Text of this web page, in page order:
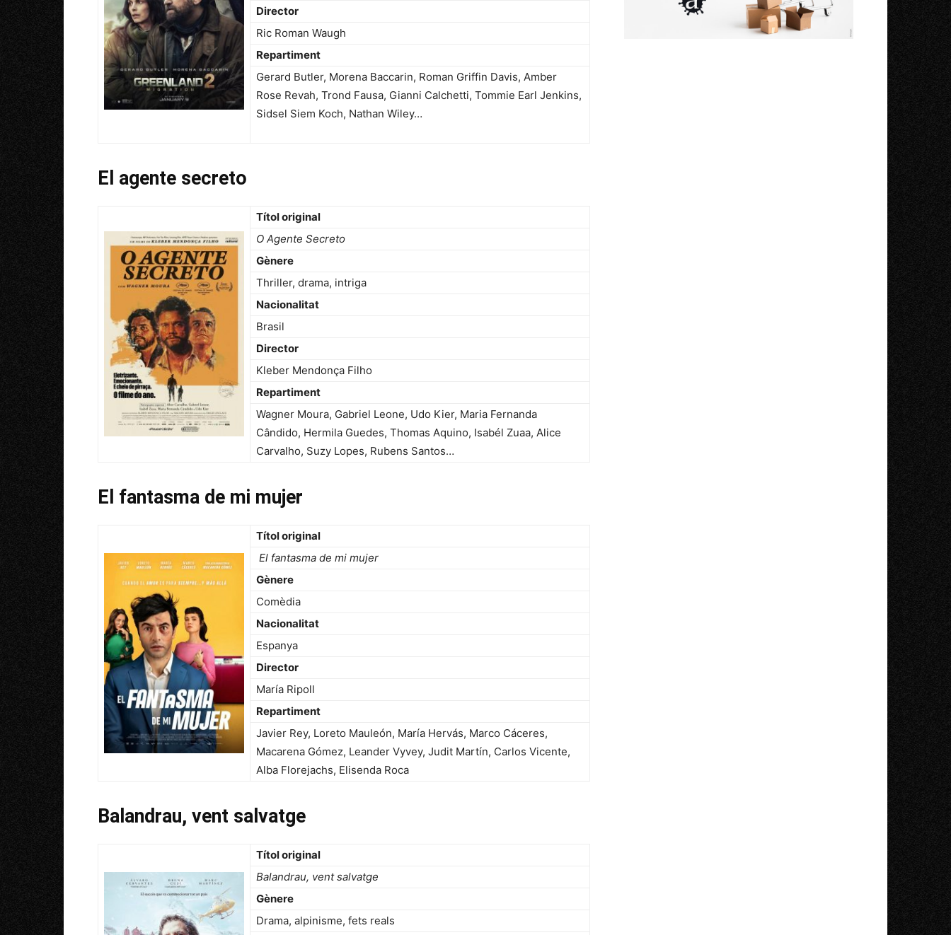
Director
Ric Roman Waugh
Repartiment
Gerard Butler, Morena Baccarin, Roman Griffin Davis, Amber
Rose Revah, Trond Fausa, Gianni Calchetti, Tommie Earl Jenkins,
Sidsel Siem Koch, Nathan Wiley…
El agente secreto
Títol original
O Agente Secreto
Gènere
Thriller, drama, intriga
Nacionalitat
Brasil
Director
Kleber Mendonça Filho
Repartiment
Wagner Moura, Gabriel Leone, Udo Kier, Maria Fernanda
Cândido, Hermila Guedes, Thomas Aquino, Isabél Zuaa, Alice
Carvalho, Suzy Lopes, Rubens Santos…
El fantasma de mi mujer
Títol original
El fantasma de mi mujer
Gènere
Comèdia
Nacionalitat
Espanya
Director
María Ripoll
Repartiment
Javier Rey, Loreto Mauleón, María Hervás, Marco Cáceres,
Macarena Gómez, Leander Vyvey, Judit Martín, Carlos Vicente,
Alba Florejachs, Elisenda Roca
Balandrau, vent salvatge
Títol original
Balandrau, vent salvatge
Gènere
Drama, alpinisme, fets reals